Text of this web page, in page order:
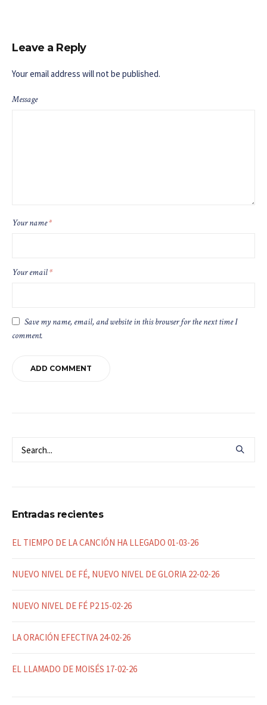
Leave a Reply
Your email address will not be published.
Message
Your name*
Your email*
Save my name, email, and website in this browser for the next time I
comment.
Entradas recientes
EL TIEMPO DE LA CANCIÓN HA LLEGADO 01-03-26
NUEVO NIVEL DE FÉ, NUEVO NIVEL DE GLORIA 22-02-26
NUEVO NIVEL DE FÉ P2 15-02-26
LA ORACIÓN EFECTIVA 24-02-26
EL LLAMADO DE MOISÉS 17-02-26